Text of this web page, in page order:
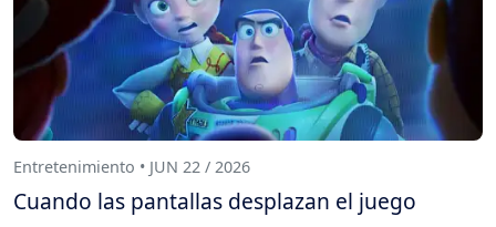
Entretenimiento • JUN 22 / 2026
Cuando las pantallas desplazan el juego